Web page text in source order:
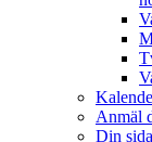
Anmäl
Din sida